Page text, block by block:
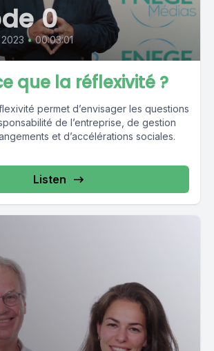
0
• 00:03:01
que la réflexivité ?
permet d’envisager les questions
de l’entreprise, de gestion
et d’accélérations sociales.
Listen